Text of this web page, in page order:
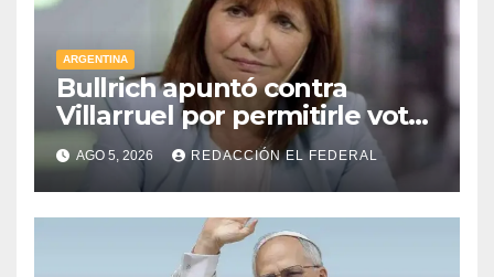
ARGENTINA
Bullrich apuntó contra
Villarruel por permitirle votar
a distancia a una senadora
kirchnerista: “Es un
mamarracho”
AGO 5, 2026 REDACCIÓN EL FEDERAL